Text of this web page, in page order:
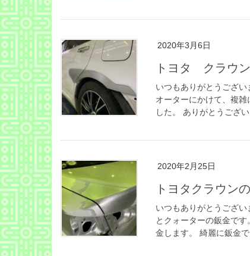
2020年3月6日
トヨタ クラウ
いつもありがとうござ
オーターにかけて、複
した。 ありがとうござ
2020年2月25日
トヨタクラウン
いつもありがとうござ
とクォーターの鈑金で
金します。 綺麗に鈑金